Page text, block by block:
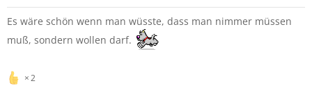
Es wäre schön wenn man wüsste, dass man nimmer müssen
muß, sondern wollen darf.
2